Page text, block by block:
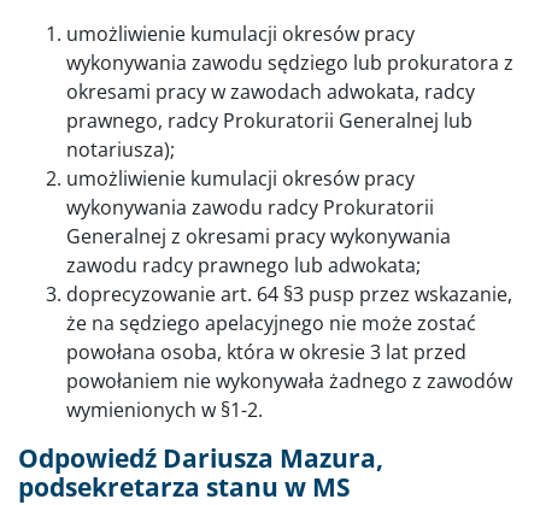
umożliwienie kumulacji okresów pracy
wykonywania zawodu sędziego lub prokuratora z
okresami pracy w zawodach adwokata, radcy
prawnego, radcy Prokuratorii Generalnej lub
notariusza);
umożliwienie kumulacji okresów pracy
wykonywania zawodu radcy Prokuratorii
Generalnej z okresami pracy wykonywania
zawodu radcy prawnego lub adwokata;
doprecyzowanie art. 64 §3 pusp przez wskazanie,
że na sędziego apelacyjnego nie może zostać
powołana osoba, która w okresie 3 lat przed
powołaniem nie wykonywała żadnego z zawodów
wymienionych w §1-2.
Odpowiedź Dariusza Mazura,
podsekretarza stanu w MS